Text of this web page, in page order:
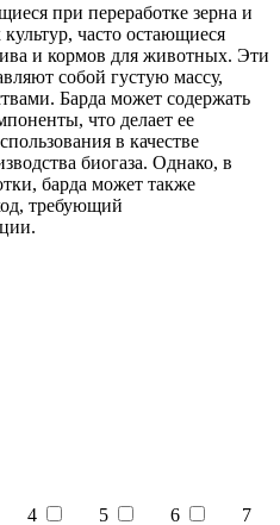
при переработке зерна и
часто остающиеся
и кормов для животных. Эти
собой густую массу,
Барда может содержать
что делает ее
в качестве
биогаза. Однако, в
барда может также
требующий
4 5 6 7